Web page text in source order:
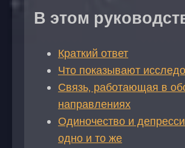
В этом
Краткий ответ
Что показывают
Связь, работающая в
направлениях
Одиночество и
одно и то же